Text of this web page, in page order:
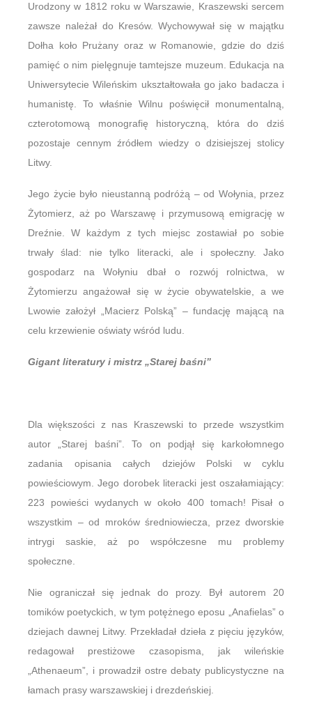
Urodzony w 1812 roku w Warszawie, Kraszewski sercem
zawsze należał do Kresów. Wychowywał się w majątku
Dołha koło Prużany oraz w Romanowie, gdzie do dziś
pamięć o nim pielęgnuje tamtejsze muzeum. Edukacja na
Uniwersytecie Wileńskim ukształtowała go jako badacza i
humanistę. To właśnie Wilnu poświęcił monumentalną,
czterotomową monografię historyczną, która do dziś
pozostaje cennym źródłem wiedzy o dzisiejszej stolicy
Litwy.
Jego życie było nieustanną podróżą – od Wołynia, przez
Żytomierz, aż po Warszawę i przymusową emigrację w
Dreźnie. W każdym z tych miejsc zostawiał po sobie
trwały ślad: nie tylko literacki, ale i społeczny. Jako
gospodarz na Wołyniu dbał o rozwój rolnictwa, w
Żytomierzu angażował się w życie obywatelskie, a we
Lwowie założył „Macierz Polską” – fundację mającą na
celu krzewienie oświaty wśród ludu.
Gigant literatury i mistrz „Starej baśni”
Dla większości z nas Kraszewski to przede wszystkim
autor „Starej baśni”. To on podjął się karkołomnego
zadania opisania całych dziejów Polski w cyklu
powieściowym. Jego dorobek literacki jest oszałamiający:
223 powieści wydanych w około 400 tomach! Pisał o
wszystkim – od mroków średniowiecza, przez dworskie
intrygi saskie, aż po współczesne mu problemy
społeczne.
Nie ograniczał się jednak do prozy. Był autorem 20
tomików poetyckich, w tym potężnego eposu „Anafielas” o
dziejach dawnej Litwy. Przekładał dzieła z pięciu języków,
redagował prestiżowe czasopisma, jak wileńskie
„Athenaeum”, i prowadził ostre debaty publicystyczne na
łamach prasy warszawskiej i drezdeńskiej.